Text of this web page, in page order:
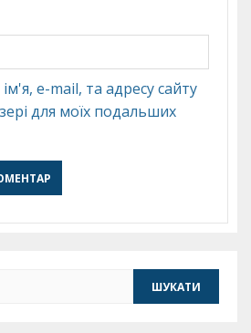
e-mail, та адресу сайту
для моїх подальших